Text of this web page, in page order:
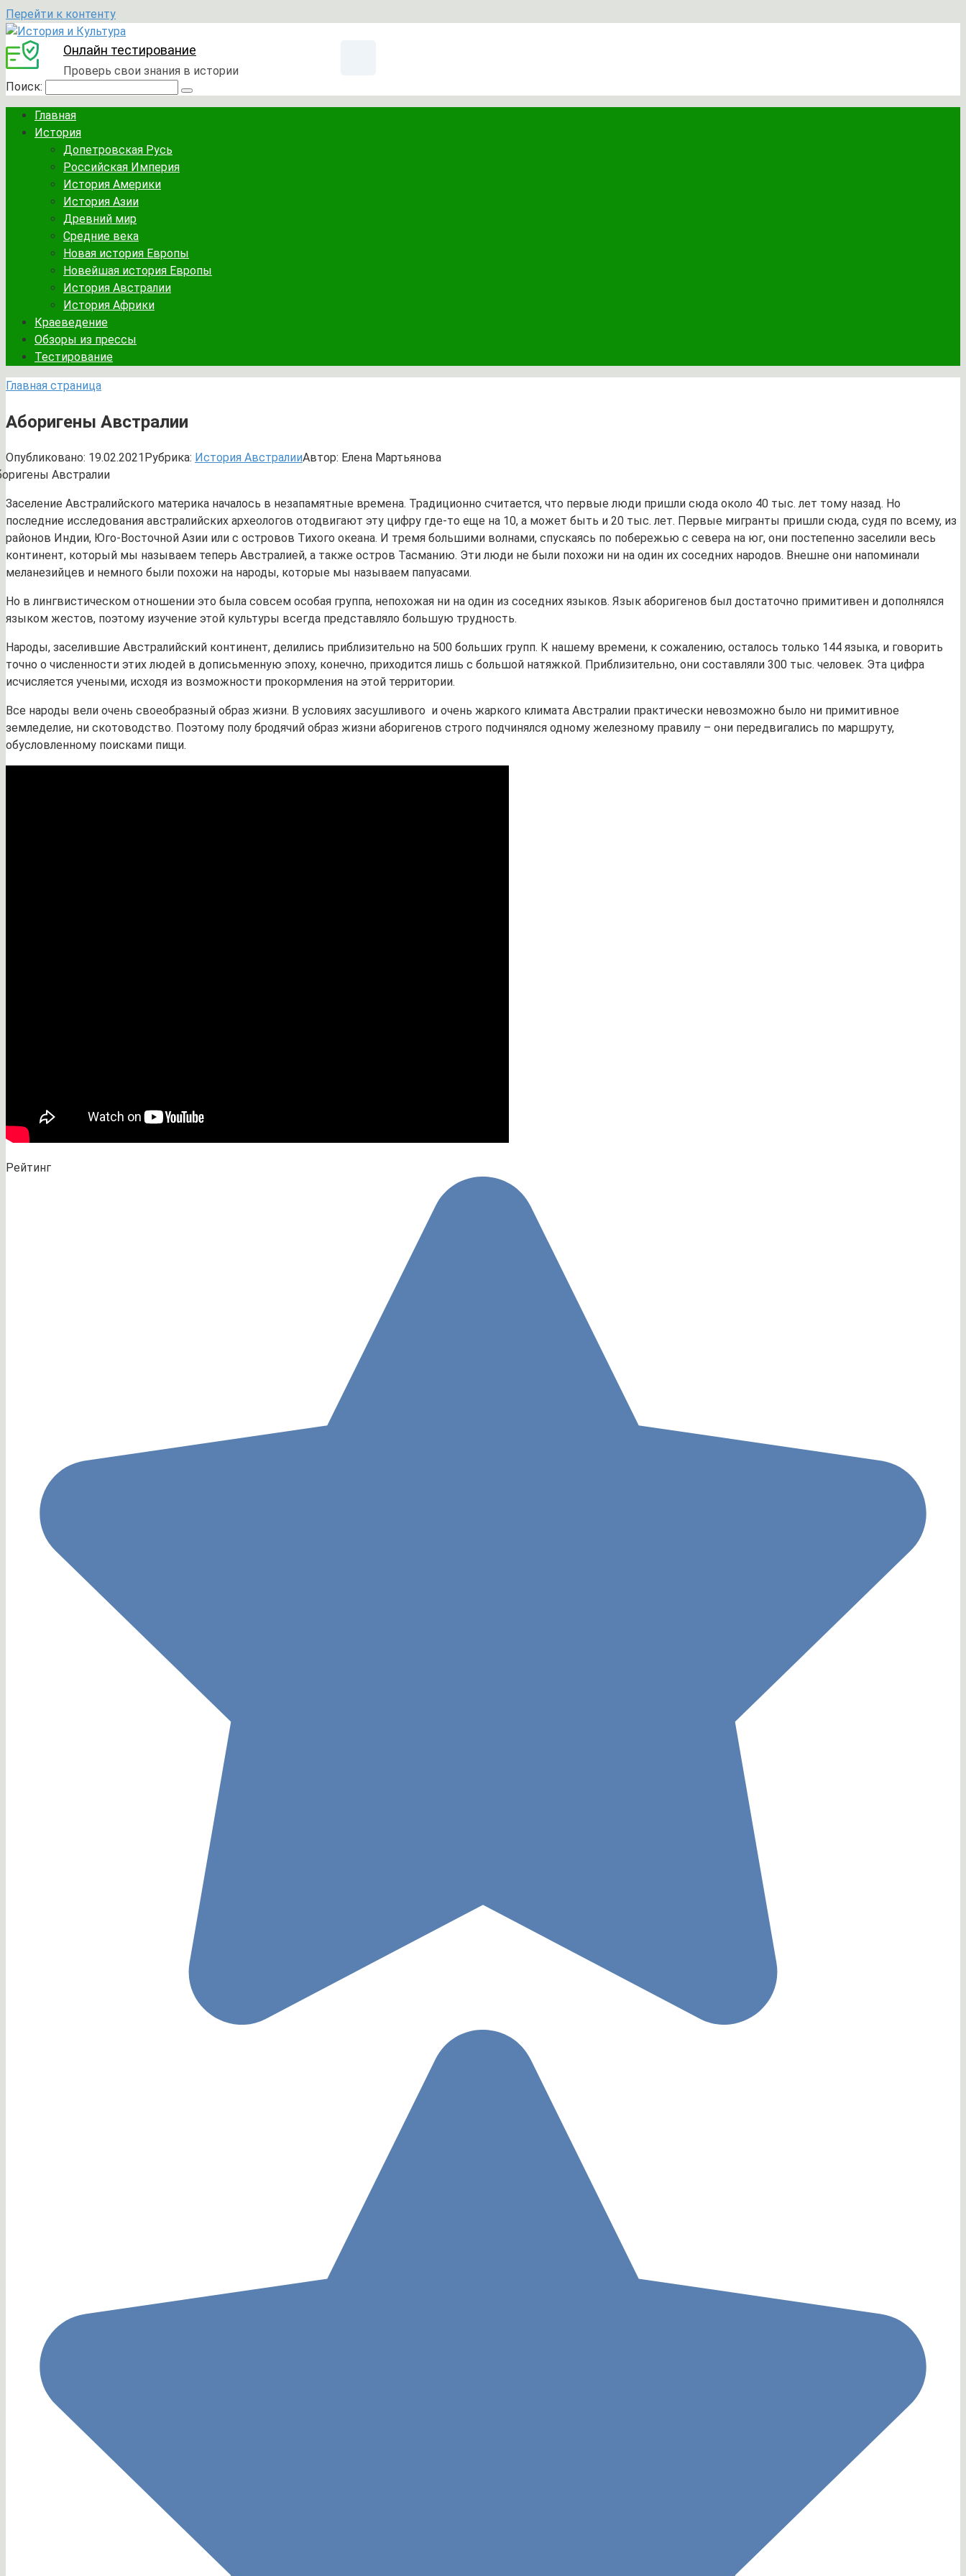
Перейти к контенту
Онлайн тестирование
Проверь свои знания в истории
Поиск:
Главная
История
Допетровская Русь
Российская Империя
История Америки
История Азии
Древний мир
Средние века
Новая история Европы
Новейшая история Европы
История Австралии
История Африки
Краеведение
Обзоры из прессы
Тестирование
Главная страница
Аборигены Австралии
Опубликовано: 19.02.2021Рубрика: История АвстралииАвтор: Елена Мартьянова
Заселение Австралийского материка началось в незапамятные времена. Традиционно считается, что первые люди пришли сюда около 40 тыс. лет тому назад. Но
последние исследования австралийских археологов отодвигают эту цифру где-то еще на 10, а может быть и 20 тыс. лет. Первые мигранты пришли сюда, судя по всему, из
районов Индии, Юго-Восточной Азии или с островов Тихого океана. И тремя большими волнами, спускаясь по побережью с севера на юг, они постепенно заселили весь
континент, который мы называем теперь Австралией, а также остров Тасманию. Эти люди не были похожи ни на один их соседних народов. Внешне они напоминали
меланезийцев и немного были похожи на народы, которые мы называем папуасами.
Но в лингвистическом отношении это была совсем особая группа, непохожая ни на один из соседних языков. Язык аборигенов был достаточно примитивен и дополнялся
языком жестов, поэтому изучение этой культуры всегда представляло большую трудность.
Народы, заселившие Австралийский континент, делились приблизительно на 500 больших групп. К нашему времени, к сожалению, осталось только 144 языка, и говорить
точно о численности этих людей в дописьменную эпоху, конечно, приходится лишь с большой натяжкой. Приблизительно, они составляли 300 тыс. человек. Эта цифра
исчисляется учеными, исходя из возможности прокормления на этой территории.
Все народы вели очень своеобразный образ жизни. В условиях засушливого и очень жаркого климата Австралии практически невозможно было ни примитивное
земледелие, ни скотоводство. Поэтому полу бродячий образ жизни аборигенов строго подчинялся одному железному правилу – они передвигались по маршруту,
обусловленному поисками пищи.
Рейтинг